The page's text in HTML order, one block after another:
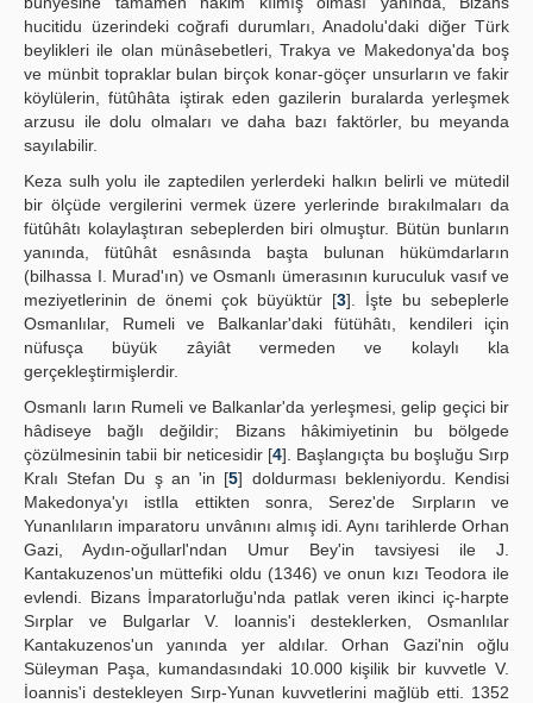
hucitidu üzerindeki coğrafi durumları, Anadolu'daki diğer Türk
beylikleri ile olan münâsebetleri, Trakya ve Makedonya'da boş
ve münbit topraklar bulan birçok konar-göçer unsurların ve fakir
köylülerin, fütûhâta iştirak eden gazilerin buralarda yerleşmek
arzusu ile dolu olmaları ve daha bazı faktörler, bu meyanda
sayılabilir.
Keza sulh yolu ile zaptedilen yerlerdeki halkın belirli ve mütedil
bir ölçüde vergilerini vermek üzere yerlerinde bırakılmaları da
fütûhâtı kolaylaştıran sebeplerden biri olmuştur. Bütün bunların
yanında, fütûhât esnâsında başta bulunan hükümdarların
(bilhassa I. Murad'ın) ve Osmanlı ümerasının kuruculuk vasıf ve
meziyetlerinin de önemi çok büyüktür [3]. İşte bu sebeplerle
Osmanlılar, Rumeli ve Balkanlar'daki fütühâtı, kendileri için
nüfusça büyük zâyiât vermeden ve kolaylı kla
gerçekleştirmişlerdir.
Osmanlı ların Rumeli ve Balkanlar'da yerleşmesi, gelip geçici bir
hâdiseye bağlı değildir; Bizans hâkimiyetinin bu bölgede
çözülmesinin tabii bir neticesidir [4]. Başlangıçta bu boşluğu Sırp
Kralı Stefan Du ş an 'in [5] doldurması bekleniyordu. Kendisi
Makedonya'yı istIla ettikten sonra, Serez'de Sırpların ve
Yunanlıların imparatoru unvânını almış idi. Aynı tarihlerde Orhan
Gazi, Aydın-oğullarl'ndan Umur Bey'in tavsiyesi ile J.
Kantakuzenos'un müttefiki oldu (1346) ve onun kızı Teodora ile
evlendi. Bizans İmparatorluğu'nda patlak veren ikinci iç-harpte
Sırplar ve Bulgarlar V. loannis'i desteklerken, Osmanlılar
Kantakuzenos'un yanında yer aldılar. Orhan Gazi'nin oğlu
Süleyman Paşa, kumandasındaki 10.000 kişilik bir kuvvetle V.
İoannis'i destekleyen Sırp-Yunan kuvvetlerini mağlüb etti. 1352